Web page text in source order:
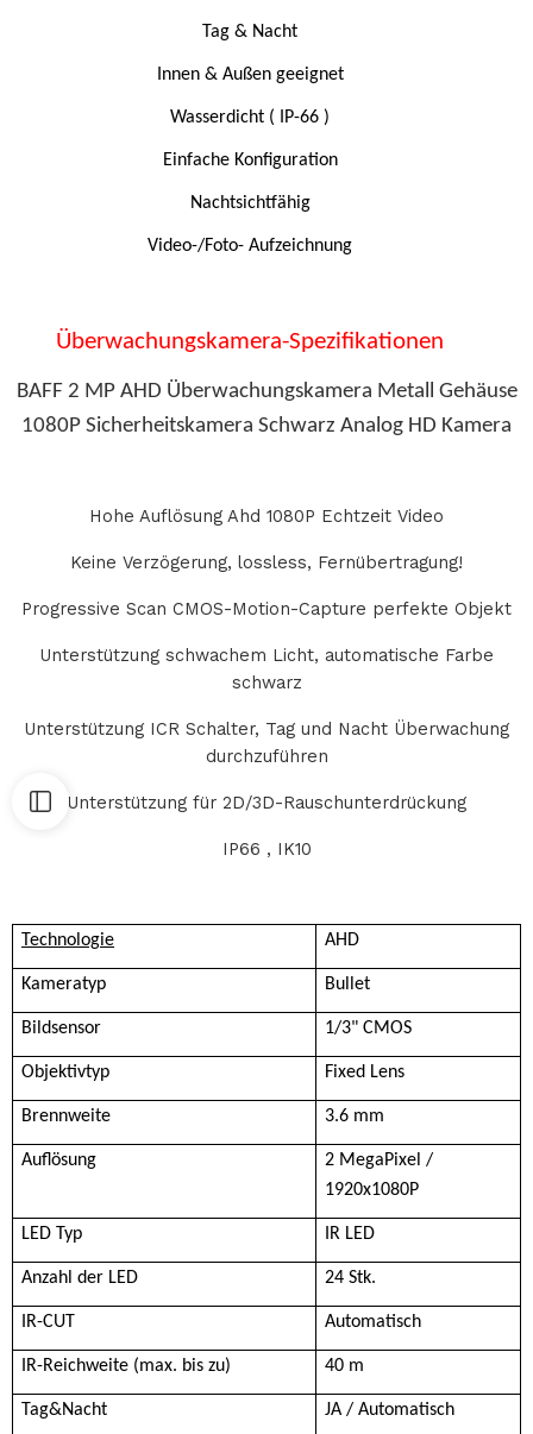
Tag & Nacht
Innen & Außen geeignet
Wasserdicht ( IP-66 )
Einfache Konfiguration
Nachtsichtfähig
Video-/Foto- Aufzeichnung
Überwachungskamera-Spezifikationen
BAFF 2 MP AHD Überwachungskamera Metall Gehäuse
1080P Sicherheitskamera Schwarz Analog HD Kamera
Hohe Auflösung Ahd 1080P Echtzeit Video
Keine Verzögerung, lossless, Fernübertragung!
Progressive Scan CMOS-Motion-Capture perfekte Objekt
Unterstützung schwachem Licht, automatische Farbe
schwarz
Unterstützung ICR Schalter, Tag und Nacht Überwachung
durchzuführen
Unterstützung für 2D/3D-Rauschunterdrückung
IP66 , IK10
Technologie AHD
Kameratyp Bullet
Bildsensor 1/3" CMOS
Objektivtyp Fixed Lens
Brennweite 3.6 mm
Auflösung
2 MegaPixel /
1920x1080P
LED Typ IR LED
Anzahl der LED 24 Stk.
IR-CUT Automatisch
IR-Reichweite (max. bis zu) 40 m
Tag&Nacht JA / Automatisch